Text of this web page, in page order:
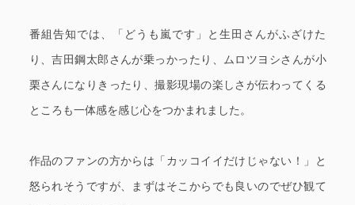
番組告知では、「どうも嵐です」と生田さんがふざけた
り、吉田鋼太郎さんが乗っかったり、ムロツヨシさんが小
栗さんになりきったり、撮影現場の楽しさが伝わってくる
ところも一体感を感じ心をつかまれました。
作品のファンの方からは「カッコイイだけじゃない！」と
怒られそうですが、まずはそこからでも良いのでぜひ観て